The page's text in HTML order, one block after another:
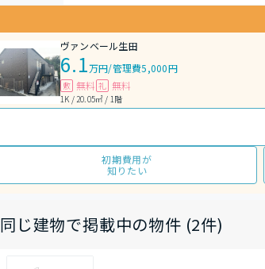
ヴァンベール生田
6.1万円/管理費5,000円
敷 無料 礼 無料
1K / 20.05㎡ / 1階
初期費用が
知りたい
同じ建物で掲載中の物件 (2件)